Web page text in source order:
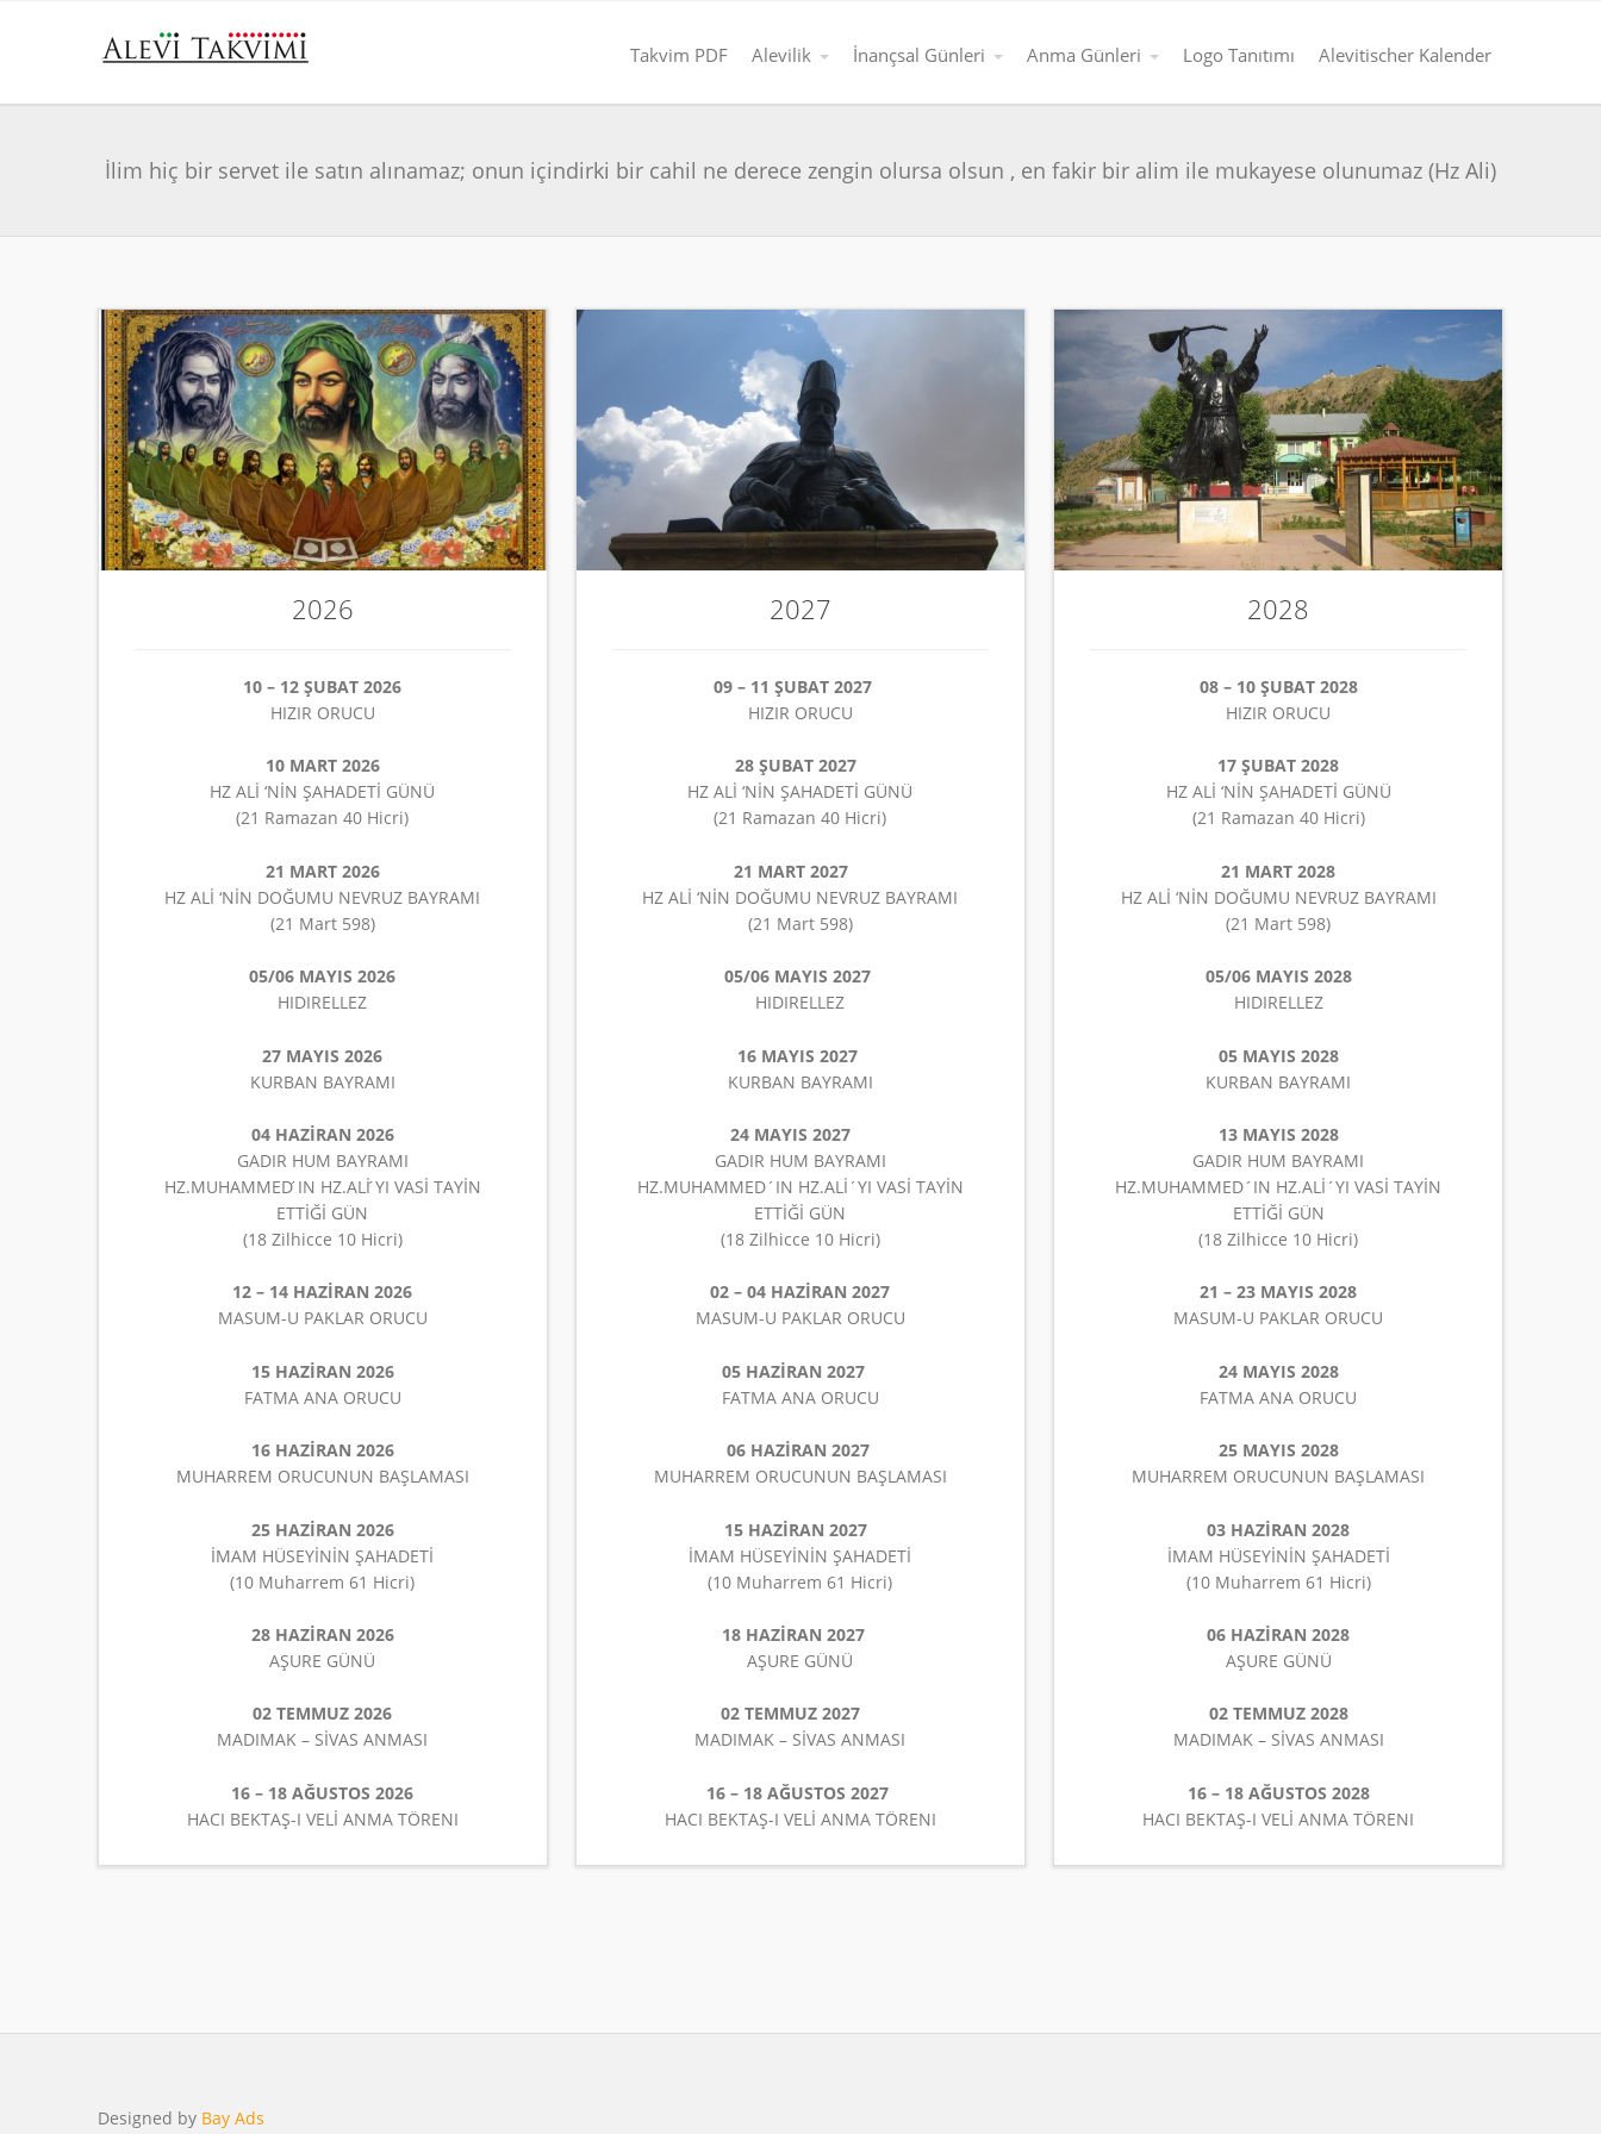
Takvim PDF Alevilik İnançsal Günleri Anma Günleri Logo Tanıtımı Alevitischer Kalender
İlim hiç bir servet ile satın alınamaz; onun içindirki bir cahil ne derece zengin olursa olsun , en fakir bir alim ile mukayese olunumaz (Hz Ali)
2026
10 – 12 ŞUBAT 2026
HIZIR ORUCU
10 MART 2026
HZ ALİ ‘NİN ŞAHADETİ GÜNÜ
(21 Ramazan 40 Hicri)
21 MART 2026
HZ ALİ ‘NİN DOĞUMU NEVRUZ BAYRAMI
(21 Mart 598)
05/06 MAYIS 2026
HIDIRELLEZ
27 MAYIS 2026
KURBAN BAYRAMI
04 HAZİRAN 2026
GADIR HUM BAYRAMI
HZ.MUHAMMED ́IN HZ.ALİ ́YI VASİ TAYİN
ETTİĞİ GÜN
(18 Zilhicce 10 Hicri)
12 – 14 HAZİRAN 2026
MASUM-U PAKLAR ORUCU
15 HAZİRAN 2026
FATMA ANA ORUCU
16 HAZİRAN 2026
MUHARREM ORUCUNUN BAŞLAMASI
25 HAZİRAN 2026
İMAM HÜSEYİNİN ŞAHADETİ
(10 Muharrem 61 Hicri)
28 HAZİRAN 2026
AŞURE GÜNÜ
02 TEMMUZ 2026
MADIMAK – SİVAS ANMASI
16 – 18 AĞUSTOS 2026
HACI BEKTAŞ-I VELİ ANMA TÖRENI
2027
09 – 11 ŞUBAT 2027
HIZIR ORUCU
28 ŞUBAT 2027
HZ ALİ ‘NİN ŞAHADETİ GÜNÜ
(21 Ramazan 40 Hicri)
21 MART 2027
HZ ALİ ‘NİN DOĞUMU NEVRUZ BAYRAMI
(21 Mart 598)
05/06 MAYIS 2027
HIDIRELLEZ
16 MAYIS 2027
KURBAN BAYRAMI
24 MAYIS 2027
GADIR HUM BAYRAMI
HZ.MUHAMMED´IN HZ.ALİ´YI VASİ TAYİN
ETTİĞİ GÜN
(18 Zilhicce 10 Hicri)
02 – 04 HAZİRAN 2027
MASUM-U PAKLAR ORUCU
05 HAZİRAN 2027
FATMA ANA ORUCU
06 HAZİRAN 2027
MUHARREM ORUCUNUN BAŞLAMASI
15 HAZİRAN 2027
İMAM HÜSEYİNİN ŞAHADETİ
(10 Muharrem 61 Hicri)
18 HAZİRAN 2027
AŞURE GÜNÜ
02 TEMMUZ 2027
MADIMAK – SİVAS ANMASI
16 – 18 AĞUSTOS 2027
HACI BEKTAŞ-I VELİ ANMA TÖRENI
2028
08 – 10 ŞUBAT 2028
HIZIR ORUCU
17 ŞUBAT 2028
HZ ALİ ‘NİN ŞAHADETİ GÜNÜ
(21 Ramazan 40 Hicri)
21 MART 2028
HZ ALİ ‘NİN DOĞUMU NEVRUZ BAYRAMI
(21 Mart 598)
05/06 MAYIS 2028
HIDIRELLEZ
05 MAYIS 2028
KURBAN BAYRAMI
13 MAYIS 2028
GADIR HUM BAYRAMI
HZ.MUHAMMED´IN HZ.ALİ´YI VASİ TAYİN
ETTİĞİ GÜN
(18 Zilhicce 10 Hicri)
21 – 23 MAYIS 2028
MASUM-U PAKLAR ORUCU
24 MAYIS 2028
FATMA ANA ORUCU
25 MAYIS 2028
MUHARREM ORUCUNUN BAŞLAMASI
03 HAZİRAN 2028
İMAM HÜSEYİNİN ŞAHADETİ
(10 Muharrem 61 Hicri)
06 HAZİRAN 2028
AŞURE GÜNÜ
02 TEMMUZ 2028
MADIMAK – SİVAS ANMASI
16 – 18 AĞUSTOS 2028
HACI BEKTAŞ-I VELİ ANMA TÖRENI
Designed by Bay Ads